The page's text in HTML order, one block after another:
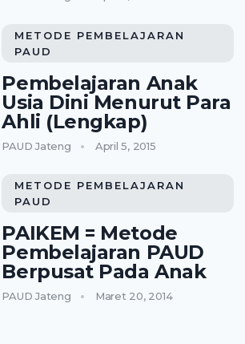
METODE PEMBELAJARAN
PAUD
Pembelajaran Anak
Usia Dini Menurut Para
Ahli (Lengkap)
PAUD Jateng April 5, 2015
METODE PEMBELAJARAN
PAUD
PAIKEM = Metode
Pembelajaran PAUD
Berpusat Pada Anak
PAUD Jateng Maret 20, 2014